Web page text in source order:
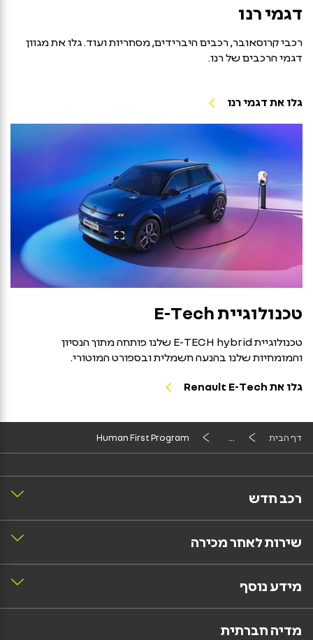
דגמי רנו
רכבי קרוסאובר, רכבים היברידים, מסחריות ועוד. גלו את מגוון
דגמי הרכבים של רנו.
גלו את דגמי רנו
טכנולוגיית E-Tech
טכנולוגיית E-TECH hybrid שלנו פותחה מתוך הנסיון
והמומחיות שלנו בהנעה חשמלית ובספורט המוטורי.
גלו את Renault E-Tech